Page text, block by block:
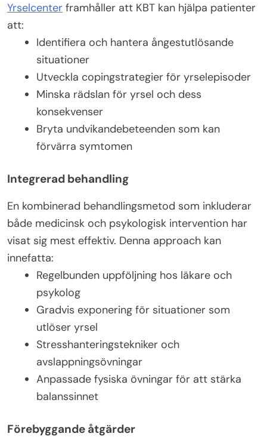
Yrselcenter framhåller att KBT kan hjälpa patienter
att:
Identifiera och hantera ångestutlösande
situationer
Utveckla copingstrategier för yrselepisoder
Minska rädslan för yrsel och dess
konsekvenser
Bryta undvikandebeteenden som kan
förvärra symtomen
Integrerad behandling
En kombinerad behandlingsmetod som inkluderar
både medicinsk och psykologisk intervention har
visat sig mest effektiv. Denna approach kan
innefatta:
Regelbunden uppföljning hos läkare och
psykolog
Gradvis exponering för situationer som
utlöser yrsel
Stresshanteringstekniker och
avslappningsövningar
Anpassade fysiska övningar för att stärka
balanssinnet
Förebyggande åtgärder